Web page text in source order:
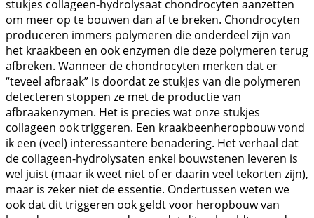
stukjes collageen-hydrolysaat chondrocyten aanzetten
om meer op te bouwen dan af te breken. Chondrocyten
produceren immers polymeren die onderdeel zijn van
het kraakbeen en ook enzymen die deze polymeren terug
afbreken. Wanneer de chondrocyten merken dat er
“teveel afbraak” is doordat ze stukjes van die polymeren
detecteren stoppen ze met de productie van
afbraakenzymen. Het is precies wat onze stukjes
collageen ook triggeren. Een kraakbeenheropbouw vond
ik een (veel) interessantere benadering. Het verhaal dat
de collageen-hydrolysaten enkel bouwstenen leveren is
wel juist (maar ik weet niet of er daarin veel tekorten zijn),
maar is zeker niet de essentie. Ondertussen weten we
ook dat dit triggeren ook geldt voor heropbouw van